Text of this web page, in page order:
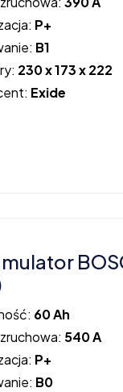
P+
B1
230 x 173 x 222
Exide
60 Ah
540 A
P+
B0